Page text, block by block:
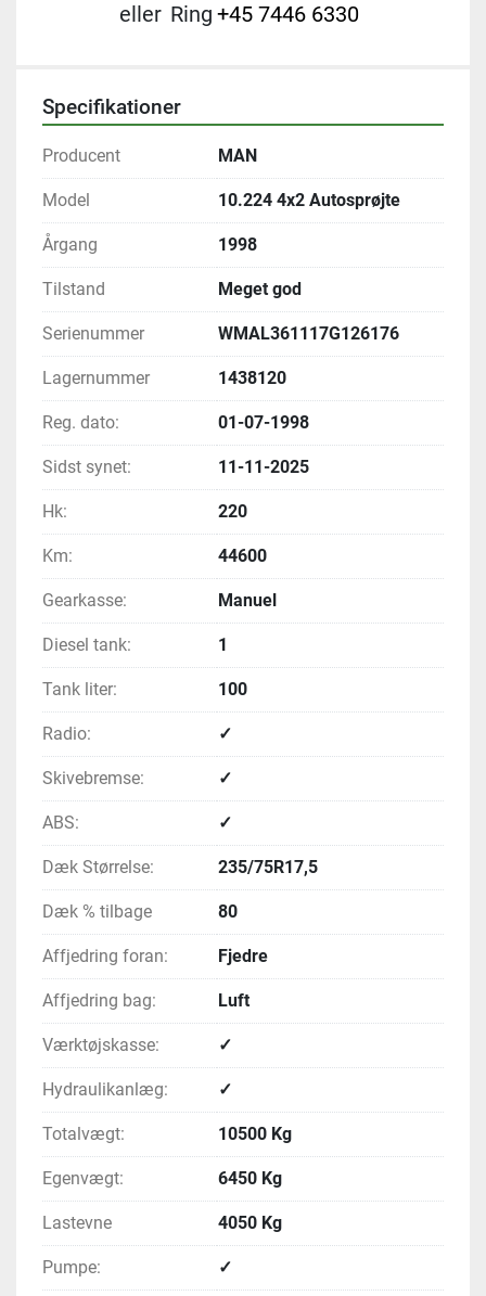
eller Ring +45 7446 6330
Specifikationer
Producent MAN
Model 10.224 4x2 Autosprøjte
Årgang 1998
Tilstand Meget god
Serienummer WMAL361117G126176
Lagernummer 1438120
Reg. dato: 01-07-1998
Sidst synet: 11-11-2025
Hk: 220
Km: 44600
Gearkasse: Manuel
Diesel tank: 1
Tank liter: 100
Radio: ✓
Skivebremse: ✓
ABS: ✓
Dæk Størrelse: 235/75R17,5
Dæk % tilbage 80
Affjedring foran: Fjedre
Affjedring bag: Luft
Værktøjskasse: ✓
Hydraulikanlæg: ✓
Totalvægt: 10500 Kg
Egenvægt: 6450 Kg
Lastevne 4050 Kg
Pumpe: ✓